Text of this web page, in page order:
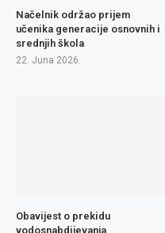
Načelnik održao prijem
učenika generacije osnovnih i
srednjih škola
22. Juna 2026.
Obavijest o prekidu
vodosnabdijevanja